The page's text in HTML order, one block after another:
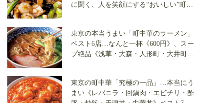
に聞く、人を笑顔にする“おいしい”町中
東京の本当うまい「町中華のラーメン」
ベスト6店…なんと一杯《600円》、スー
プ絶品《浅草・大森・人形町・大井町・
東京の町中華「究極の一品」…本当にう
まい《レバニラ・回鍋肉・エビチリ・酢